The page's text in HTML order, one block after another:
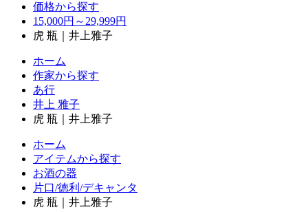
価格から探す
15,000円～29,999円
虎 瓶｜井上雅子
ホーム
作家から探す
あ行
井上 雅子
虎 瓶｜井上雅子
ホーム
アイテムから探す
お酒の器
片口/徳利/デキャンタ
虎 瓶｜井上雅子